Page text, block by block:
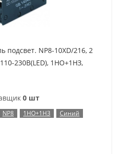
подсвет. NP8-10XD/216, 2
230В(LED), 1НО+1НЗ,
0 шт
NP8 1НО+1НЗ
Синий